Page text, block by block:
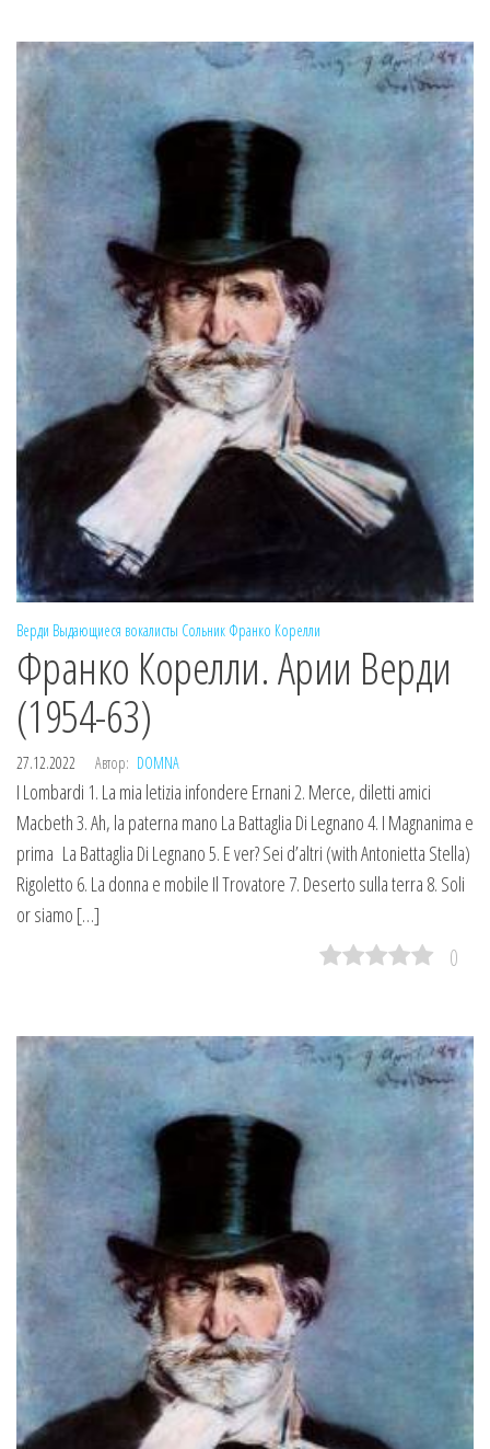
Верди Выдающиеся вокалисты Сольник Франко Корелли
Франко Корелли. Арии Верди
(1954-63)
27.12.2022 Автор: DOMNA
I Lombardi 1. La mia letizia infondere Ernani 2. Merce, diletti amici
Macbeth 3. Ah, la paterna mano La Battaglia Di Legnano 4. I Magnanima e
prima La Battaglia Di Legnano 5. E ver? Sei d’altri (with Antonietta Stella)
Rigoletto 6. La donna e mobile Il Trovatore 7. Deserto sulla terra 8. Soli
or siamo […]
0